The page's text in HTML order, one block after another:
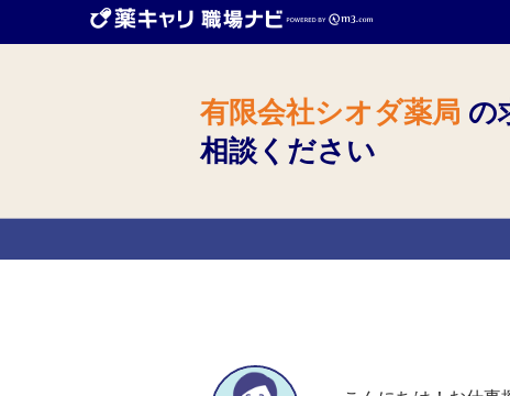
有限会社シオダ薬局 の
相談ください